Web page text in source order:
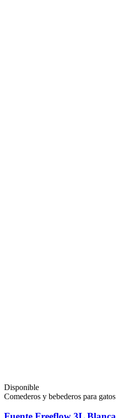
Disponible
Comederos y bebederos para gatos